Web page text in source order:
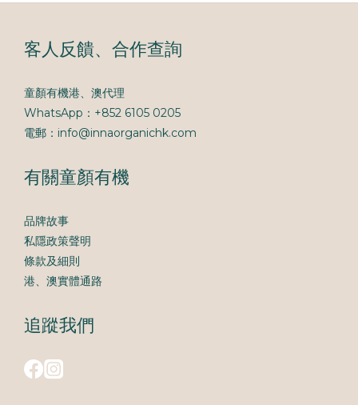
客人反饋、合作查詢
童顏有機港、澳代理
WhatsApp：+852 6105 0205
電郵：info@innaorganichk.com
有關童顏有機
品牌故事
私隱政策聲明
條款及細則
港、澳實體通路
追蹤我們